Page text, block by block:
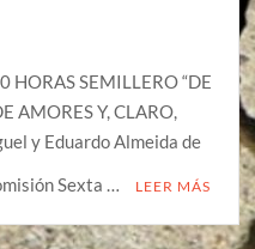
SEMILLERO “DE
AMORES Y, CLARO,
y Eduardo Almeida de
Sexta …
LEER MÁS